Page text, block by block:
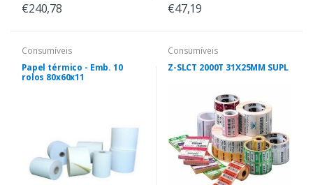
€240,78 €47,19
Consumíveis
Papel térmico - Emb. 10
rolos 80x60x11
Consumíveis
Z-SLCT 2000T 31X25MM SUPL